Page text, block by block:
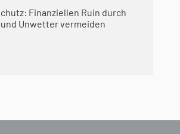
Finanziellen Ruin durch
Unwetter vermeiden